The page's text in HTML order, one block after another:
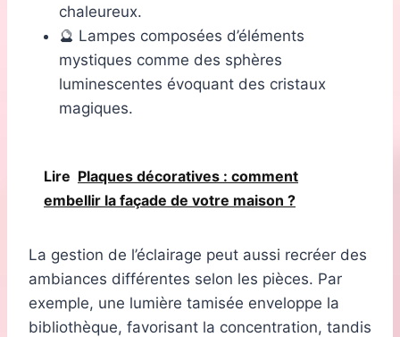
chaleureux.
🔮 Lampes composées d’éléments
mystiques comme des sphères
luminescentes évoquant des cristaux
magiques.
Lire Plaques décoratives : comment
embellir la façade de votre maison ?
La gestion de l’éclairage peut aussi recréer des
ambiances différentes selon les pièces. Par
exemple, une lumière tamisée enveloppe la
bibliothèque, favorisant la concentration, tandis